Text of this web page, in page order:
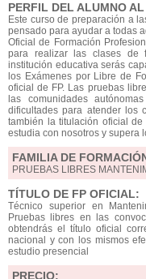
PERFIL DEL ALUMNO
Este curso de preparación a
pensado para ayudar a todas
Oficial de Formación
para realizar las clases de
institución educativa serás
los Exámenes por Libre de
oficial de FP. Las pruebas
las comunidades
dificultades para atender los
también la titulación oficial
estudia con nosotros y supera
FAMILIA DE
PRUEBAS LIBRES
TÍTULO DE FP OFICIAL:
Técnico superior en
Pruebas libres en las
obtendrás el título oficial
nacional y con los mismos
estudio presencial
PRECIO: